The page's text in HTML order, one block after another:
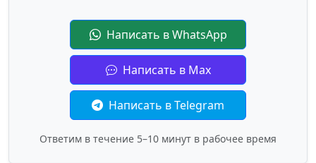
Написать в WhatsApp
Написать в Max
Написать в Telegram
Ответим в течение 5–10 минут в рабочее время